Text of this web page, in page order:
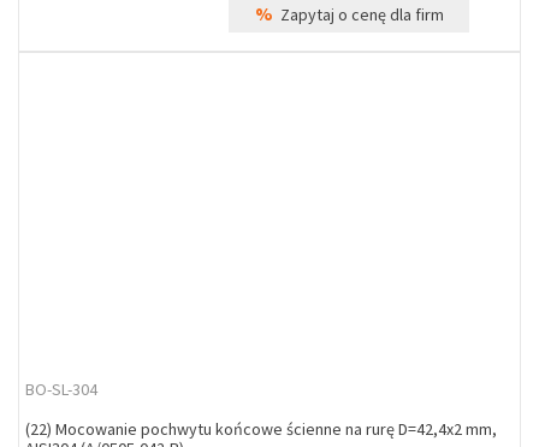
% Zapytaj o cenę dla firm
BO-SL-304
(22) Mocowanie pochwytu końcowe ścienne na rurę D=42,4x2 mm,